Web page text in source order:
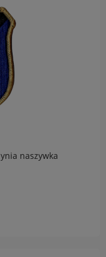
naszywka